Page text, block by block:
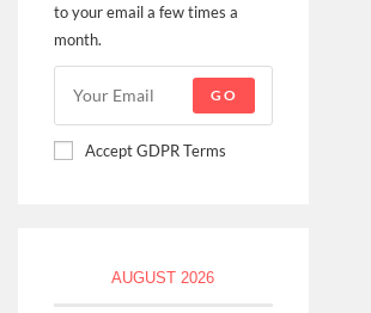
to your email a few times a
month.
GO
Accept GDPR Terms
AUGUST 2026